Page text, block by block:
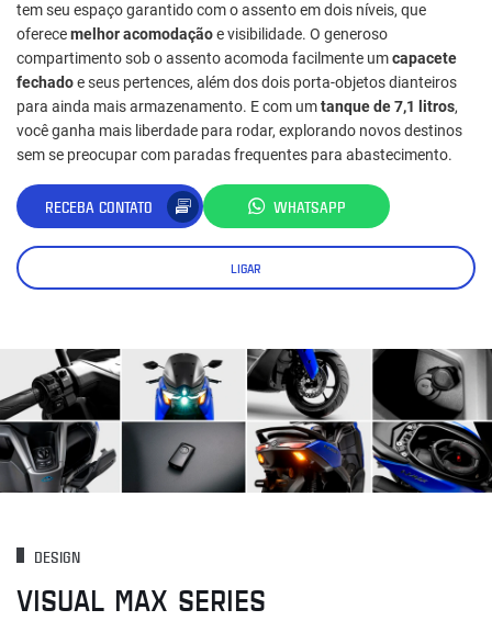
tem seu espaço garantido com o assento em dois níveis, que
oferecemelhor acomodaçãoe visibilidade. O generoso
compartimento sob o assento acomoda facilmente umcapacete
fechadoe seus pertences, além dos dois porta-objetos dianteiros
para ainda mais armazenamento. E com umtanque de 7,1 litros,
você ganha mais liberdade para rodar, explorando novos destinos
sem se preocupar com paradas frequentes para abastecimento.
RECEBA CONTATO WHATSAPP
LIGAR
DESIGN
VISUAL MAX SERIES